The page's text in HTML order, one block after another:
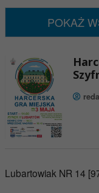
POKAŻ
Lubartowiak NR 14